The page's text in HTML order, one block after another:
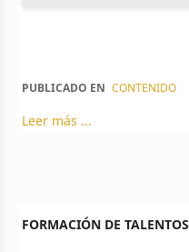
PUBLICADO EN CONTENIDO
Leer más ...
FORMACIÓN DE TALENTOS